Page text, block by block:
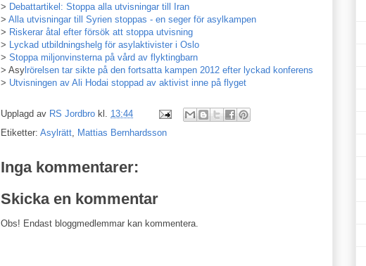
> Debattartikel: Stoppa alla utvisningar till Iran
> Alla utvisningar till Syrien stoppas - en seger för asylkampen
> Riskerar åtal efter försök att stoppa utvisning
>
Lyckad utbildningshelg för asylaktivister i Oslo
> Stoppa miljonvinsterna på vård av flyktingbarn
> Asy lrörelsen tar sikte på den fortsatta kampen 2012 efter lyckad konferens
> Utvisningen av Ali Hodai stoppad av aktivist inne på flyget
Upplagd av RS Jordbro kl. 13:44
Etiketter: Asylrätt Mattias Bernhardsson
Inga kommentarer:
Skicka en kommentar
Obs! Endast bloggmedlemmar kan kommentera.